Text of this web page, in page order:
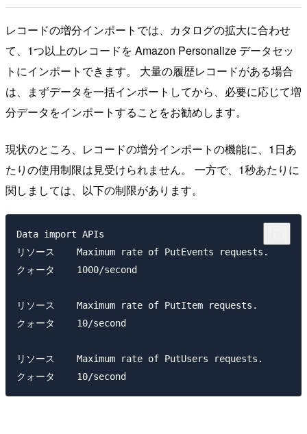
レコードの増分インポートでは、カタログの拡大に合わせ
て、1つ以上のレコードを Amazon Personalize データセッ
トにインポートできます。 大量の履歴レコードがある場合
は、まずデータを一括インポートしてから、必要に応じて増
分データをインポートすることをお勧めします。
現状のところ、レコードの増分インポートの機能に、1日あ
たりの使用制限は見受けられません。 一方で、1秒あたりに
関しましては、以下の制限があります。
Data import APIs
リソース    Maximum rate of PutEvents requests.
クォータ    1000/second
リソース    Maximum rate of PutItem requests.
クォータ    10/second
リソース    Maximum rate of PutUsers requests.